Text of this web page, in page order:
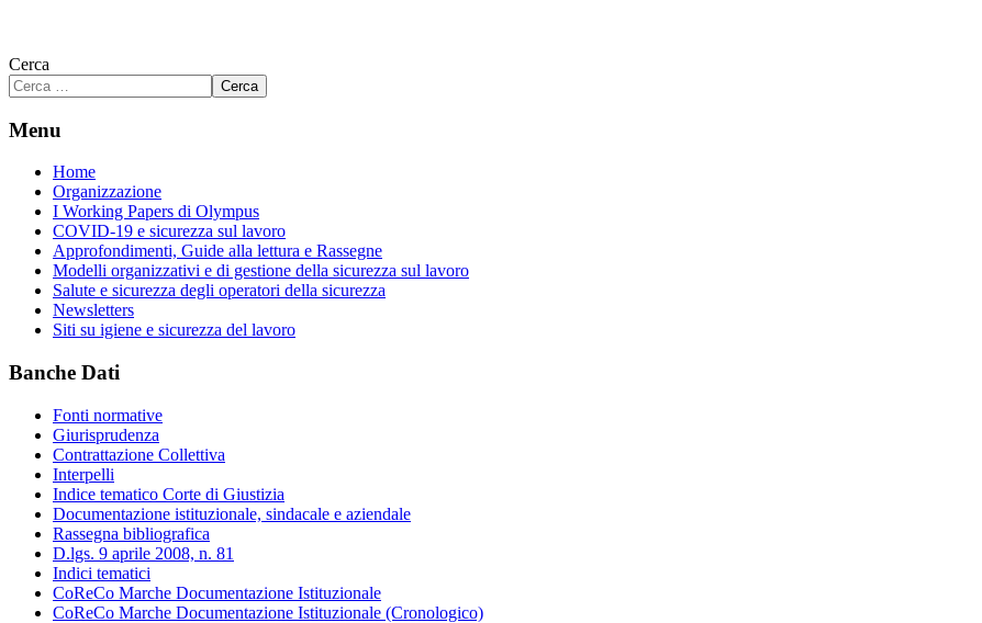
Cerca
Cerca
Menu
Home
Organizzazione
I Working Papers di Olympus
COVID-19 e sicurezza sul lavoro
Approfondimenti, Guide alla lettura e Rassegne
Modelli organizzativi e di gestione della sicurezza sul lavoro
Salute e sicurezza degli operatori della sicurezza
Newsletters
Siti su igiene e sicurezza del lavoro
Banche Dati
Fonti normative
Giurisprudenza
Contrattazione Collettiva
Interpelli
Indice tematico Corte di Giustizia
Documentazione istituzionale, sindacale e aziendale
Rassegna bibliografica
D.lgs. 9 aprile 2008, n. 81
Indici tematici
CoReCo Marche Documentazione Istituzionale
CoReCo Marche Documentazione Istituzionale (Cronologico)